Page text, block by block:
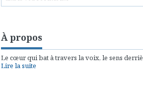
À propos
Le cœur qui bat à travers la voix, le sens
Lire la suite